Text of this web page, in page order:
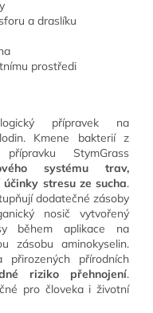
a draslíku
prostředi
přípravek na
Kmene bakterií z
StymGrass
systému trav,
stresu ze sucha.
dodatečné zásoby
nosič vytvořený
během aplikace na
zásobu aminokyselin.
přírodních
riziko přehnojení.
pro človeka i životní